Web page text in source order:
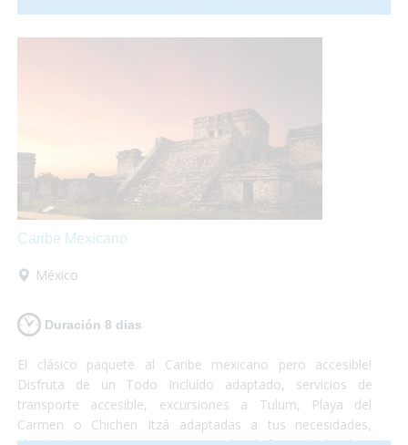
aroma lo inundan todo! Ámsterdam es accesible, te lo vas a
Caribe Mexicano
México
Duración 8 dias
El clásico paquete al Caribe mexicano pero accesible!
Disfruta de un Todo Incluído adaptado, servicios de
transporte accesible, excursiones a Tulum, Playa del
Carmen o Chichen Itzá adaptadas a tus necesidades,